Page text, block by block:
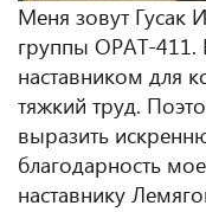
Меня зовут Гусак
группы ОРАТ-411.
наставником для
тяжкий труд.
выразить
благодарность
наставнику